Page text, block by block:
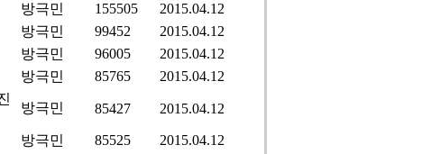
방극민 155505
2015.04.12
방극민 99452
2015.04.12
방극민 96005
2015.04.12
방극민 85765 2015.04.12
방극민 85427 2015.04.12
방극민 85525
2015.04.12